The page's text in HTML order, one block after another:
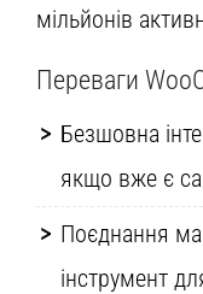
мільйонів
Переваги
Безшовна
якщо вже є
Поєднання
інструмент